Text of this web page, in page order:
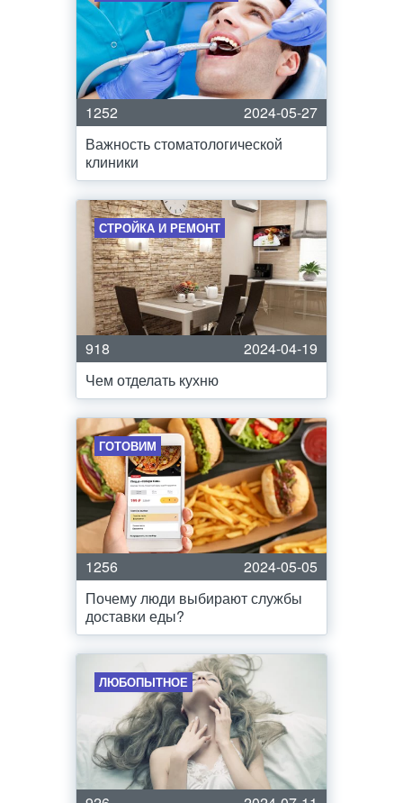
1252
2024-05-27
Важность стоматологической
клиники
СТРОЙКА И РЕМОНТ
918
2024-04-19
Чем отделать кухню
ГОТОВИМ
1256
2024-05-05
Почему люди выбирают службы
доставки еды?
ЛЮБОПЫТНОЕ